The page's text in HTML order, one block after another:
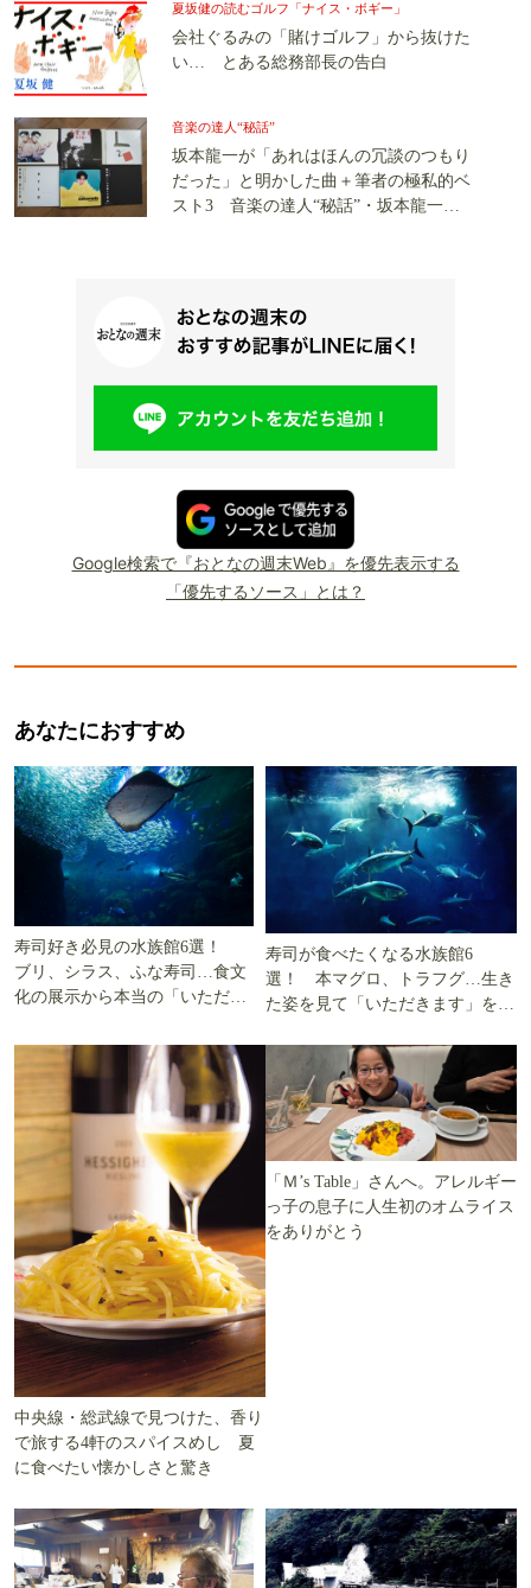
夏坂健の読むゴルフ「ナイス・ボギー」
会社ぐるみの「賭けゴルフ」から抜けた
い… とある総務部長の告白
音楽の達人“秘話”
坂本龍一が「あれはほんの冗談のつもり
だった」と明かした曲＋筆者の極私的ベ
スト3 音楽の達人“秘話”・坂本龍一（4
Google検索で『おとなの週末Web』を優先表示する
「優先するソース」とは？
あなたにおすすめ
寿司好き必見の水族館6選！
ブリ、シラス、ふな寿司…食文
化の展示から本当の「いただき
寿司が食べたくなる水族館6
選！ 本マグロ、トラフグ…生き
た姿を見て「いただきます」を考
中央線・総武線で見つけた、香り
で旅する4軒のスパイスめし 夏
に食べたい懐かしさと驚き
「Ｍ’s Table」さんへ。アレルギー
っ子の息子に人生初のオムライス
をありがとう